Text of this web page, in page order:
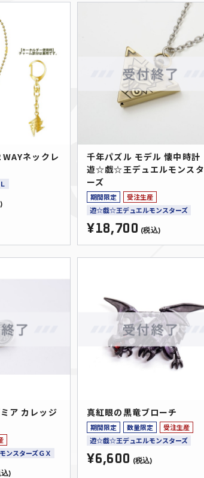
ネックレ
千年パズル モデル 懐中時計
遊☆戯☆王デュエルモンスタ
ーズ
期間限定
受注生産
遊☆戯☆王デュエルモンスターズ
¥18,700 (税込)
ア カレッジ
スターズＧＸ
込)
真紅眼の黒竜ブローチ
期間限定 数量限定
受注生産
遊☆戯☆王デュエルモンスターズ
¥6,600 (税込)